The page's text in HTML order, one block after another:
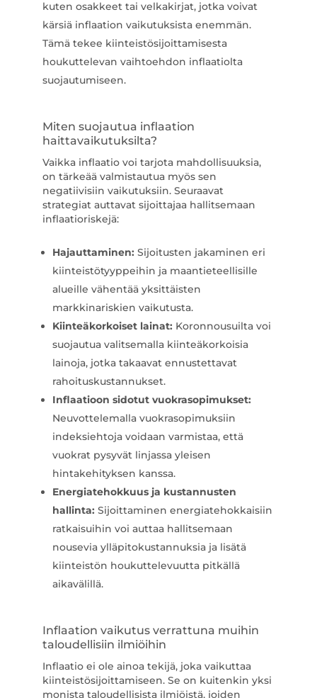
kuten osakkeet tai velkakirjat, jotka voivat
kärsiä inflaation vaikutuksista enemmän.
Tämä tekee kiinteistösijoittamisesta
houkuttelevan vaihtoehdon inflaatiolta
suojautumiseen.
Miten suojautua inflaation
haittavaikutuksilta?
Vaikka inflaatio voi tarjota mahdollisuuksia,
on tärkeää valmistautua myös sen
negatiivisiin vaikutuksiin. Seuraavat
strategiat auttavat sijoittajaa hallitsemaan
inflaatioriskejä:
Hajauttaminen: Sijoitusten jakaminen eri
kiinteistötyyppeihin ja maantieteellisille
alueille vähentää yksittäisten
markkinariskien vaikutusta.
Kiinteäkorkoiset lainat: Koronnousuilta voi
suojautua valitsemalla kiinteäkorkoisia
lainoja, jotka takaavat ennustettavat
rahoituskustannukset.
Inflaatioon sidotut vuokrasopimukset:
Neuvottelemalla vuokrasopimuksiin
indeksiehtoja voidaan varmistaa, että
vuokrat pysyvät linjassa yleisen
hintakehityksen kanssa.
Energiatehokkuus ja kustannusten
hallinta: Sijoittaminen energiatehokkaisiin
ratkaisuihin voi auttaa hallitsemaan
nousevia ylläpitokustannuksia ja lisätä
kiinteistön houkuttelevuutta pitkällä
aikavälillä.
Inflaation vaikutus verrattuna muihin
taloudellisiin ilmiöihin
Inflaatio ei ole ainoa tekijä, joka vaikuttaa
kiinteistösijoittamiseen. Se on kuitenkin yksi
monista taloudellisista ilmiöistä, joiden